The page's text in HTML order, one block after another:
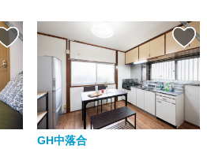
GH中落合